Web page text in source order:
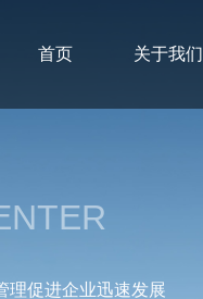
首页 关于我们
理促进企业迅速发展